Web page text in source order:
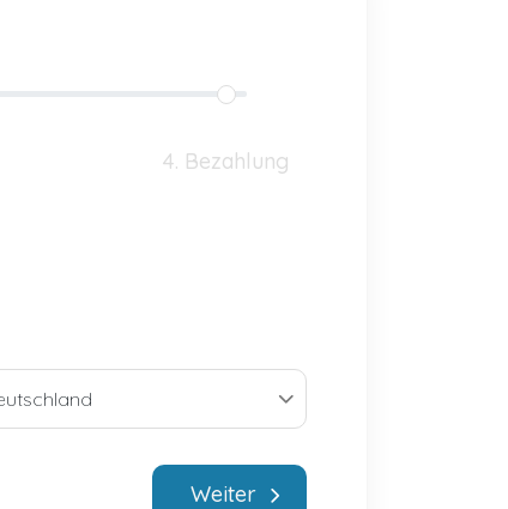
4. Bezahlung
Weiter